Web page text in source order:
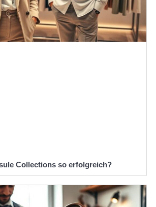
Collections so erfolgreich?